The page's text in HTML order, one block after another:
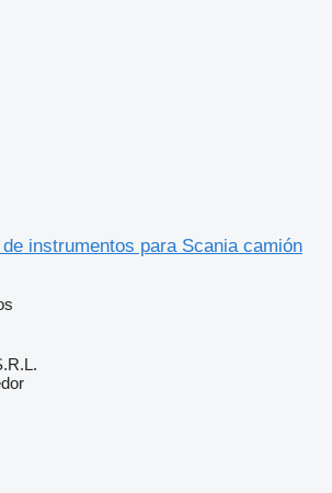
instrumentos para Scania camión